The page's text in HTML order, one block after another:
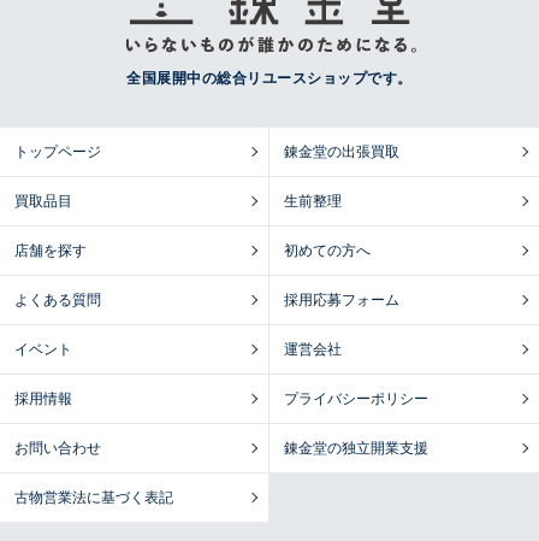
全国展開中の総合リユースショップです。
トップページ 錬金堂の出張買取
買取品目 生前整理
店舗を探す 初めての方へ
よくある質問 採用応募フォーム
イベント 運営会社
採用情報 プライバシーポリシー
お問い合わせ 錬金堂の独立開業支援
古物営業法に基づく表記